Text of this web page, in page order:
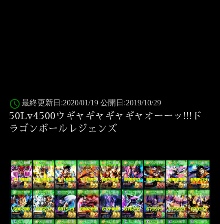
access_time 最終更新日:2020/01/19 公開日:2019/10/29
50Lv4500ウギャギャギャギャオーーッ!!!ド
ラゴンボールレジェンズ